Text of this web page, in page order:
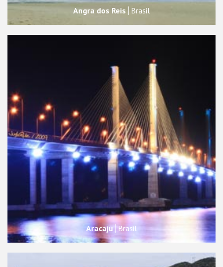
Angra dos Reis Brasil
Aracaju Brasil